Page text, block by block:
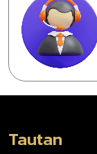
Tautan